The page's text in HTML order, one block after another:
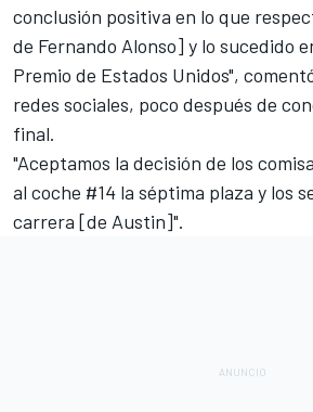
conclusión positiva en lo que
de Fernando Alonso] y lo sucedido
Premio de Estados Unidos",
redes sociales, poco después de
final.
"Aceptamos la decisión de los
al coche #14 la séptima plaza y los
carrera [de Austin]".